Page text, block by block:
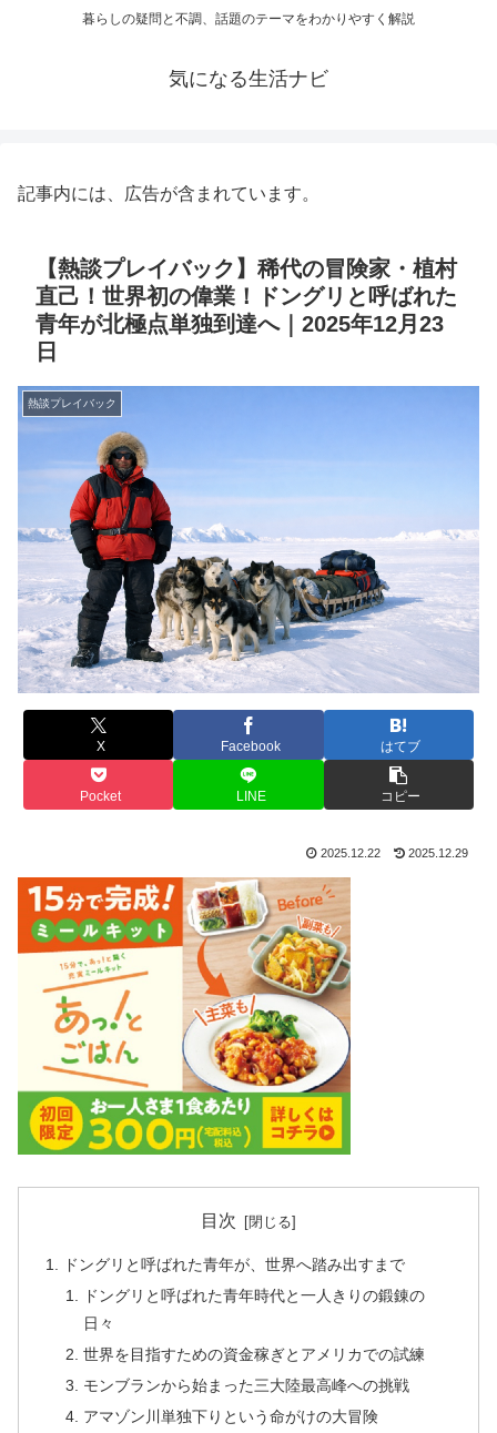
暮らしの疑問と不調、話題のテーマをわかりやすく解説
気になる生活ナビ
記事内には、広告が含まれています。
【熱談プレイバック】稀代の冒険家・植村
直己！世界初の偉業！ドングリと呼ばれた
青年が北極点単独到達へ｜2025年12月23
日
熱談プレイバック
X Facebook はてブ
Pocket LINE コピー
2025.12.22 2025.12.29
目次
ドングリと呼ばれた青年が、世界へ踏み出すまで
ドングリと呼ばれた青年時代と一人きりの鍛錬の
日々
世界を目指すための資金稼ぎとアメリカでの試練
モンブランから始まった三大陸最高峰への挑戦
アマゾン川単独下りという命がけの大冒険